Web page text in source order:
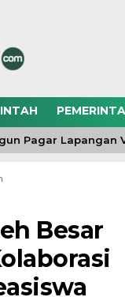
Pagar Lapangan
Besar